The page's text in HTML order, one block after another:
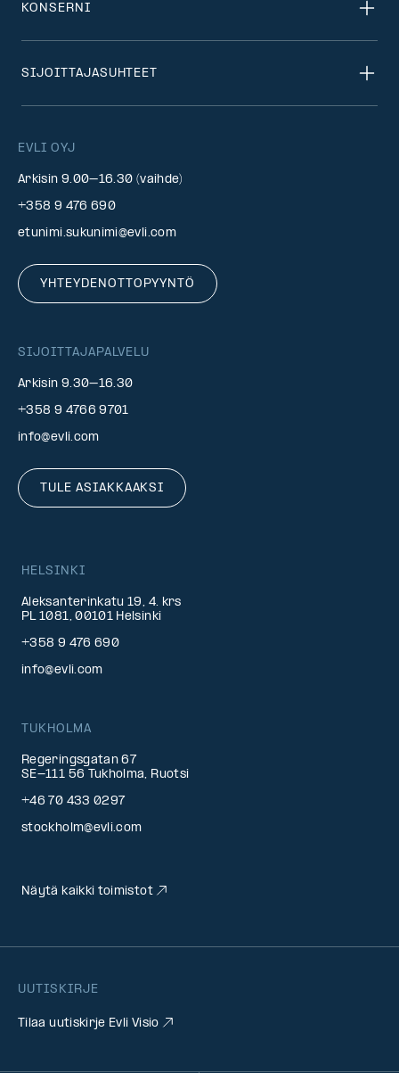
EVLI OYJ
Arkisin 9.00–16.30 (vaihde)
+358 9 476 690
etunimi.sukunimi@evli.com
YHTEYDENOTTOPYYNTÖ
SIJOITTAJAPALVELU
Arkisin 9.30–16.30
+358 9 4766 9701
info@evli.com
TULE ASIAKKAAKSI
KONSERNI
SIJOITTAJASUHTEET
UUTISKIRJE
Tilaa uutiskirje Evli Visio
HELSINKI
Aleksanterinkatu 19, 4. krs
PL 1081, 00101 Helsinki
+358 9 476 690
info@evli.com
TUKHOLMA
Regeringsgatan 67
SE-111 56 Tukholma, Ruotsi
+46 70 433 0297
stockholm@evli.com
Näytä kaikki toimistot